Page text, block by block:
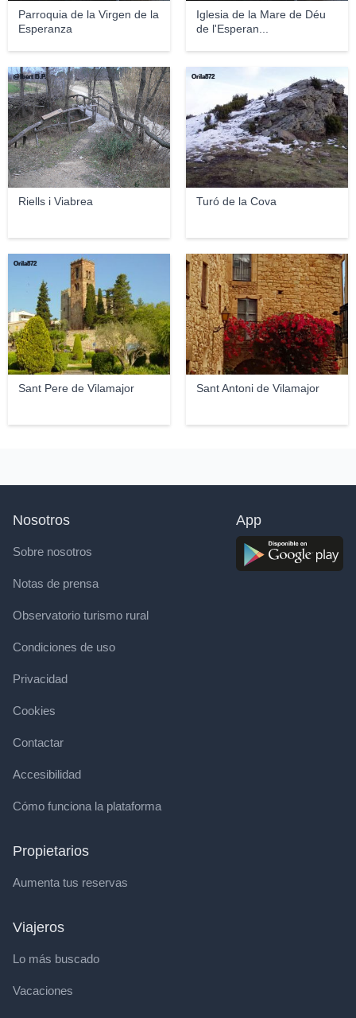
Parroquia de la Virgen de la
Esperanza
Iglesia de la Mare de Déu
de l'Esperan...
Riells i Viabrea
@lbert B.P.
Turó de la Cova
Orila872
Sant Pere de Vilamajor
Orila872
Sant Antoni de Vilamajor
Nosotros
Sobre nosotros
Notas de prensa
Observatorio turismo rural
Condiciones de uso
Privacidad
Cookies
Contactar
Accesibilidad
Cómo funciona la plataforma
Propietarios
Aumenta tus reservas
Viajeros
Lo más buscado
Vacaciones
App